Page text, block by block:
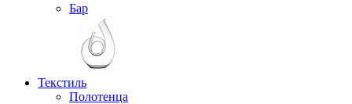
Бар
Текстиль
Полотенца